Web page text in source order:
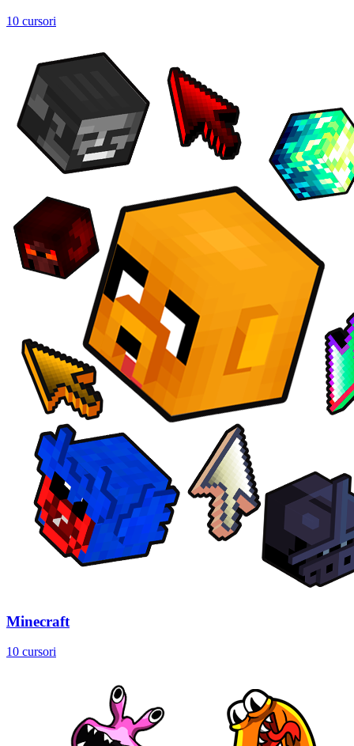
10 cursori
Minecraft
10 cursori